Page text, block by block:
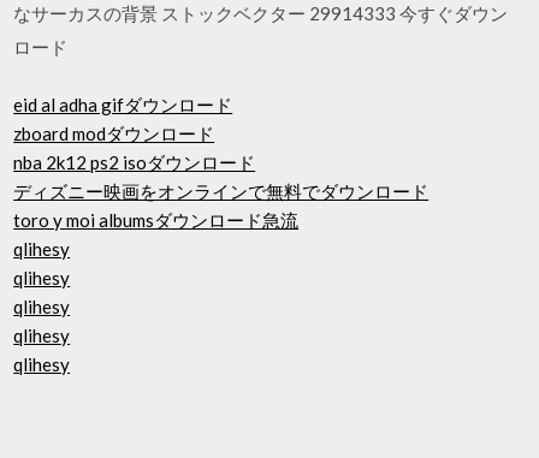
なサーカスの背景 ストックベクター 29914333 今すぐダウン
ロード
eid al adha gifダウンロード
zboard modダウンロード
nba 2k12 ps2 isoダウンロード
ディズニー映画をオンラインで無料でダウンロード
toro y moi albumsダウンロード急流
qlihesy
qlihesy
qlihesy
qlihesy
qlihesy